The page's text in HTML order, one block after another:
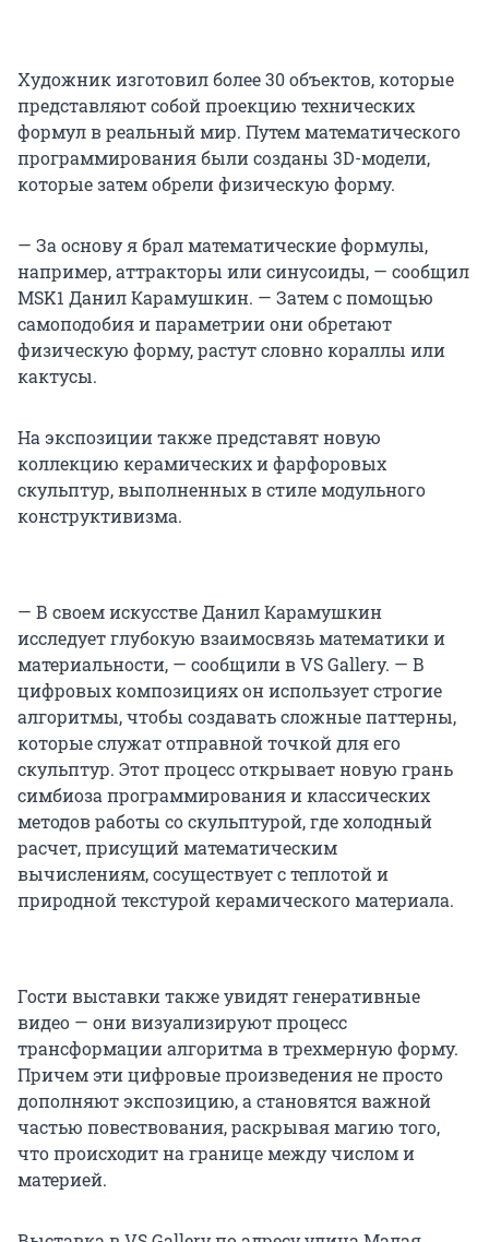
Художник изготовил более 30 объектов, которые
представляют собой проекцию технических
формул в реальный мир. Путем математического
программирования были созданы 3D-модели,
которые затем обрели физическую форму.
— За основу я брал математические формулы,
например, аттракторы или синусоиды, — сообщил
MSK1 Данил Карамушкин. — Затем с помощью
самоподобия и параметрии они обретают
физическую форму, растут словно кораллы или
кактусы.
На экспозиции также представят новую
коллекцию керамических и фарфоровых
скульптур, выполненных в стиле модульного
конструктивизма.
— В своем искусстве Данил Карамушкин
исследует глубокую взаимосвязь математики и
материальности, — сообщили в VS Gallery. — В
цифровых композициях он использует строгие
алгоритмы, чтобы создавать сложные паттерны,
которые служат отправной точкой для его
скульптур. Этот процесс открывает новую грань
симбиоза программирования и классических
методов работы со скульптурой, где холодный
расчет, присущий математическим
вычислениям, сосуществует с теплотой и
природной текстурой керамического материала.
Гости выставки также увидят генеративные
видео — они визуализируют процесс
трансформации алгоритма в трехмерную форму.
Причем эти цифровые произведения не просто
дополняют экспозицию, а становятся важной
частью повествования, раскрывая магию того,
что происходит на границе между числом и
материей.